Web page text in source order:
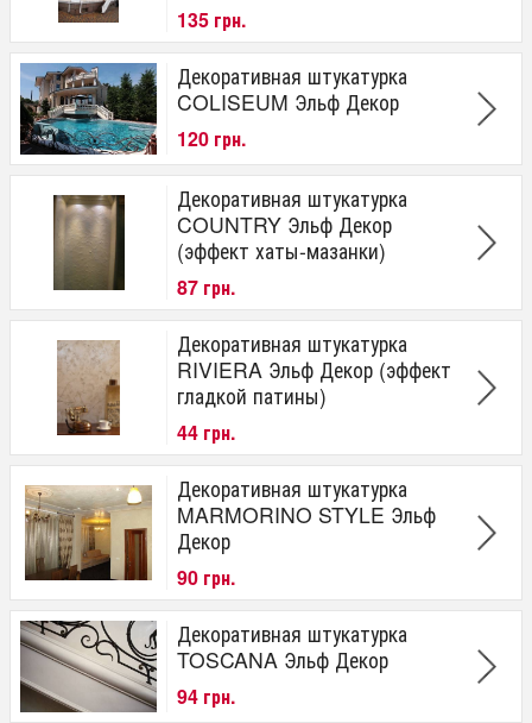
135 грн.
Декоративная штукатурка
COLISEUM Эльф Декор
120 грн.
Декоративная штукатурка
COUNTRY Эльф Декор
(эффект хаты-мазанки)
87 грн.
Декоративная штукатурка
RIVIERA Эльф Декор (эффект
гладкой патины)
44 грн.
Декоративная штукатурка
MARMORINO STYLE Эльф
Декор
90 грн.
Декоративная штукатурка
TOSCANA Эльф Декор
94 грн.